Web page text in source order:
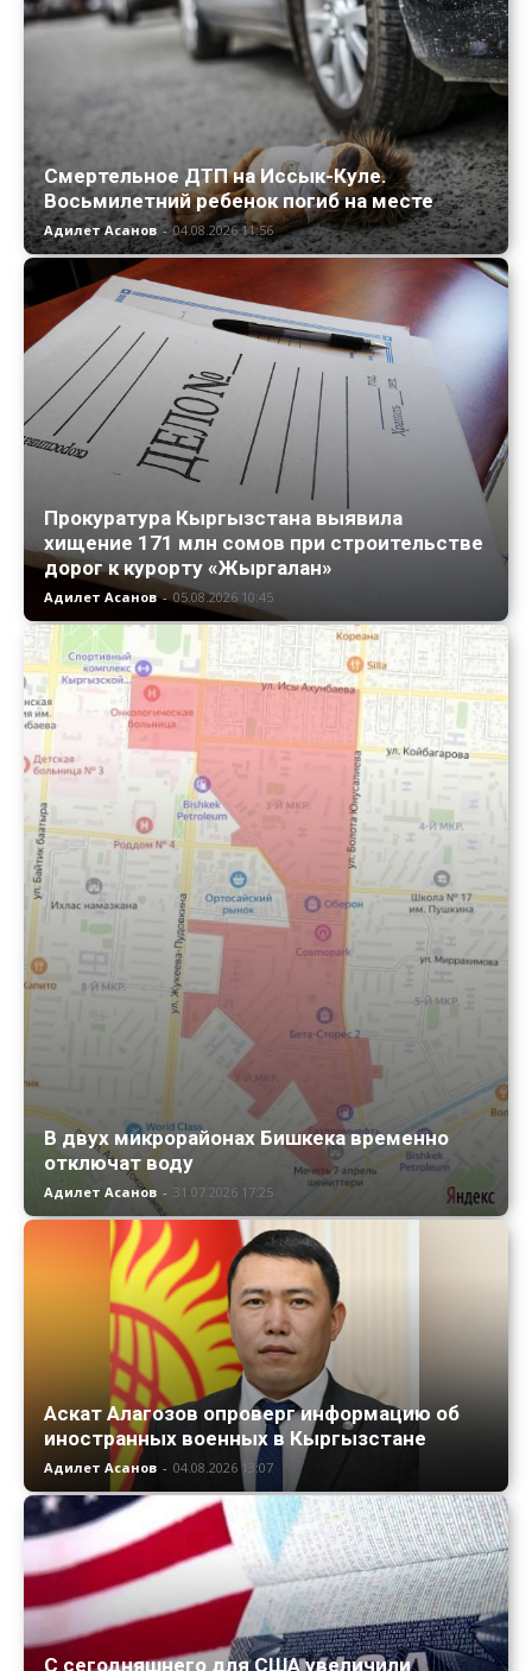
Смертельное ДТП на Иссык-Куле.
Восьмилетний ребенок погиб на месте
Адилет Асанов - 04.08.2026 11:56
Прокуратура Кыргызстана выявила
хищение 171 млн сомов при строительстве
дорог к курорту «Жыргалан»
Адилет Асанов - 05.08.2026 10:45
В двух микрорайонах Бишкека временно
отключат воду
Адилет Асанов - 31.07.2026 17:25
Аскат Алагозов опроверг информацию об
иностранных военных в Кыргызстане
Адилет Асанов - 04.08.2026 13:07
С сегодняшнего для США увеличили